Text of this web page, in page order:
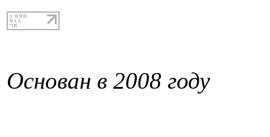
Основан в 2008 году